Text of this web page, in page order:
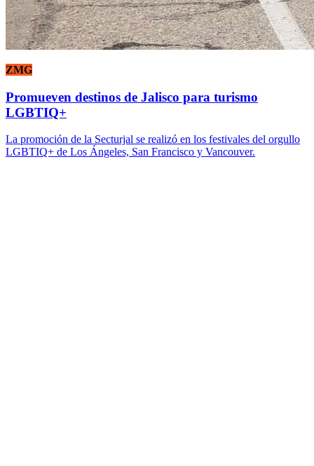
ZMG
Promueven destinos de Jalisco para turismo
LGBTIQ+
La promoción de la Secturjal se realizó en los festivales del orgullo
LGBTIQ+ de Los Ángeles, San Francisco y Vancouver.